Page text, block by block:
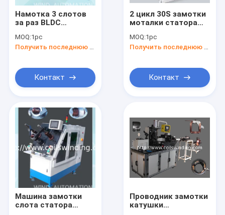
Намотка 3 слотов
за раз BLDC
намоточная
машина для
полюсных и 12-
полюсных
двигателей
MOQ:1pc
Контакт
2 цикл 30S замотки
моталки статора
замотки 2 статора
поляка всеобщих
MOQ:1pc
Контакт
Машина замотки
слота статора
Проводник замотки
катушки